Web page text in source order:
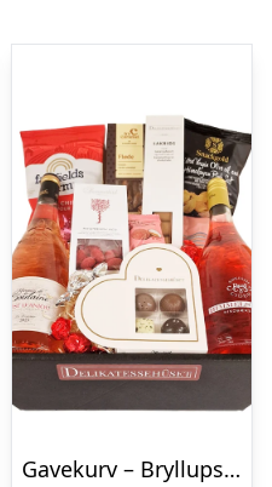
Gavekurv – Bryllupsgave med rosévin & søde lækkerier